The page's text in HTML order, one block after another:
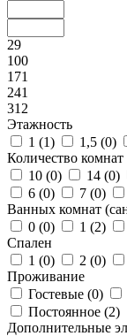
29
100
171
241
312
Этажность
1 (1) 1,5 (0)
Количество комнат
10 (0) 14 (0)
6 (0) 7 (0)
Ванных комнат
0 (0) 1 (2)
Спален
1 (0) 2 (0)
Проживание
Гостевые (0)
Постоянное (2)
Дополнительные